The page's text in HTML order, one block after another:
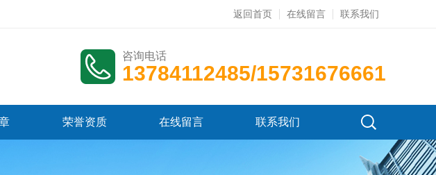
返回首页 在线留言 联系我们
咨询电话
13784112485/15731676661
荣誉资质 在线留言 联系我们